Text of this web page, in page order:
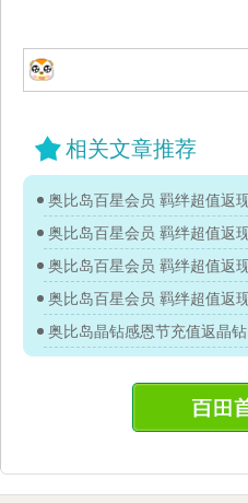
相关文章推荐
奥比岛晶钻感恩节充值返晶钻